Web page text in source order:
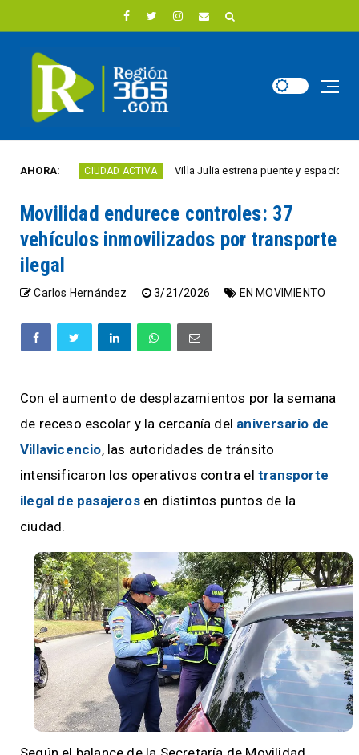
AHORA:CIUDAD ACTIVA Villa Julia estrena puente y espacios
Movilidad endurece controles: 37
vehículos inmovilizados por transporte
ilegal
Carlos Hernández 3/21/2026 EN MOVIMIENTO
Con el aumento de desplazamientos por la semana
de receso escolar y la cercanía del aniversario de
Villavicencio, las autoridades de tránsito
intensificaron los operativos contra el transporte
ilegal de pasajerosen distintos puntos de la
ciudad.